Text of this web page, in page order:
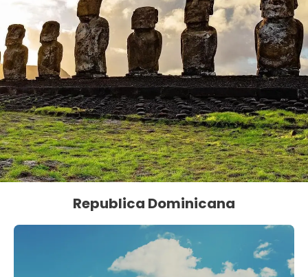
Republica Dominicana